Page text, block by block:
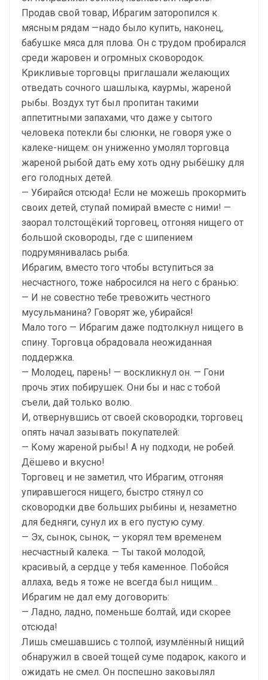
Продав свой товар, Ибрагим заторопился к
мясным рядам —надо было купить, наконец,
бабушке мяса для плова. Он с трудом пробирался
среди жаровен и огромных сковородок.
Крикливые торговцы приглашали желающих
отведать сочного шашлыка, каурмы, жареной
рыбы. Воздух тут был пропитан такими
аппетитными запахами, что даже у сытого
человека потекли бы слюнки, не говоря уже о
калеке-нищем: он униженно умолял торговца
жареной рыбой дать ему хоть одну рыбёшку для
его голодных детей.
— Убирайся отсюда! Если не можешь прокормить
своих детей, ступай помирай вместе с ними! —
заорал толстощёкий торговец, отгоняя нищего от
большой сковороды, где с шипением
подрумянивалась рыба.
Ибрагим, вместо того чтобы вступиться за
несчастного, тоже набросился на него с бранью:
— И не совестно тебе тревожить честного
мусульманина? Говорят же, убирайся!
Мало того — Ибрагим даже подтолкнул нищего в
спину. Торговца обрадовала неожиданная
поддержка.
— Молодец, парень! — воскликнул он. — Гони
прочь этих побирушек. Они бы и нас с тобой
съели, дай только волю.
И, отвернувшись от своей сковородки, торговец
опять начал зазывать покупателей:
— Кому жареной рыбы! А ну подходи, не робей.
Дёшево и вкусно!
Торговец и не заметил, что Ибрагим, отгоняя
упиравшегося нищего, быстро стянул со
сковородки две больших рыбины и, незаметно
для бедняги, сунул их в его пустую суму.
— Эх, сынок, сынок, — укорял тем временем
несчастный калека. — Ты такой молодой,
красивый, а сердце у тебя каменное. Побойся
аллаха, ведь я тоже не всегда был нищим…
Ибрагим не дал ему договорить:
— Ладно, ладно, поменьше болтай, иди скорее
отсюда!
Лишь смешавшись с толпой, изумлённый нищий
обнаружил в своей тощей суме подарок, какого и
ожидать не смел. Он поспешно заковылял